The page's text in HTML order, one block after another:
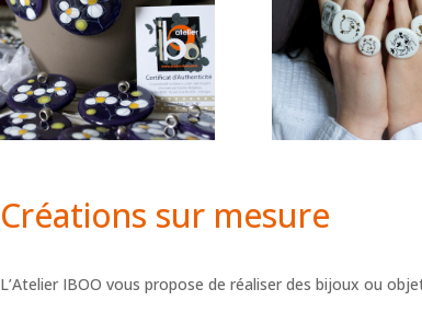
Créations sur mesure
L’Atelier IBOO vous propose de réaliser des bijoux ou